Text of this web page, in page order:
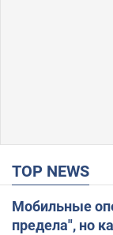
TOP NEWS
Мобильные
предела", но